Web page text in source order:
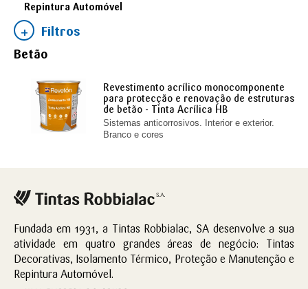
Repintura Automóvel
Filtros
Betão
Revestimento acrílico monocomponente
para protecção e renovação de estruturas
de betão - Tinta Acrílica HB
Sistemas anticorrosivos. Interior e exterior.
Branco e cores
Fundada em 1931, a Tintas Robbialac, SA desenvolve a sua
atividade em quatro grandes áreas de negócio: Tintas
Decorativas, Isolamento Térmico, Proteção e Manutenção e
Repintura Automóvel.